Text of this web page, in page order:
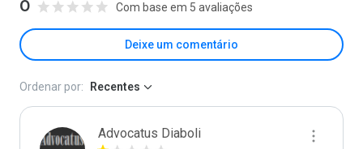
0 Com base em 5 avaliações
Deixe um comentário
Ordenar por: Recentes
Advocatus Diaboli